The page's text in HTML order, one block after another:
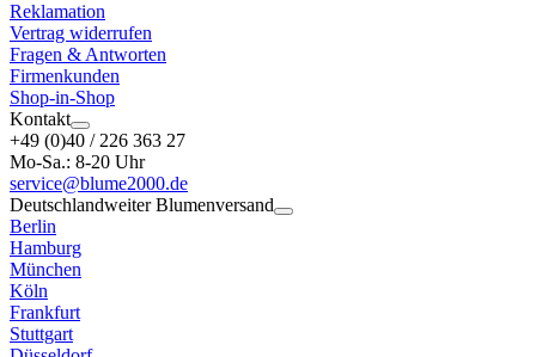
Reklamation
Vertrag widerrufen
Fragen & Antworten
Firmenkunden
Shop-in-Shop
Kontakt
+49 (0)40 / 226 363 27
Mo-Sa.: 8-20 Uhr
service@blume2000.de
Deutschlandweiter Blumenversand
Berlin
Hamburg
München
Köln
Frankfurt
Stuttgart